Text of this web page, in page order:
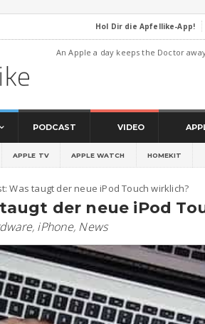
Hol Dir die Apfellike-App!
An Apple a day keeps the Doctor
PODCAST VIDEO
APPLE TV APPLE WATCH HOMEKIT
Was taugt der neue iPod Touch wirklich?
der neue iPod
, iPhone, News